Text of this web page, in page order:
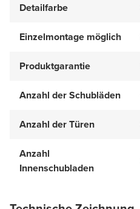
Detailfarbe
Einzelmontage möglich
Produktgarantie
Anzahl der Schubläden
Anzahl der Türen
Anzahl
Innenschubladen